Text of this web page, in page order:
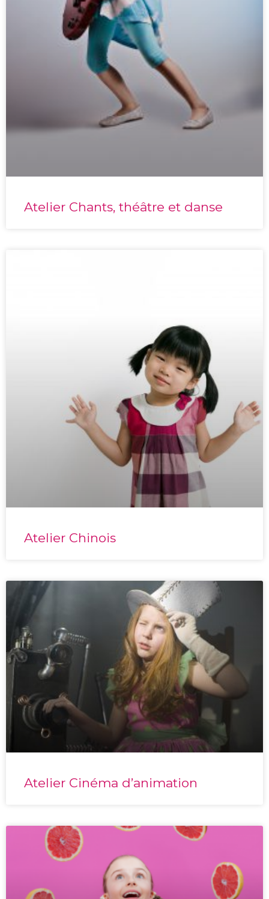
Atelier Chants, théâtre et danse
Atelier Chinois
Atelier Cinéma d’animation